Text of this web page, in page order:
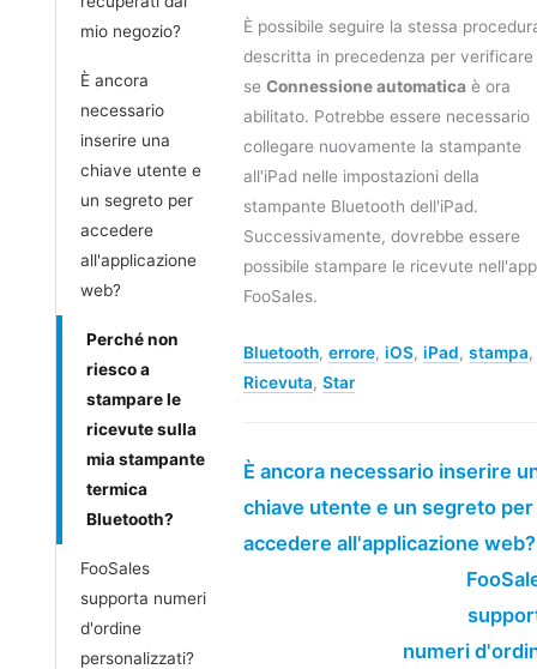
mio negozio?
È ancora
necessario
inserire una
chiave utente e
un segreto per
accedere
all'applicazione
web?
Perché non
riesco a
stampare le
ricevute sulla
mia stampante
termica
Bluetooth?
FooSales
supporta numeri
d'ordine
personalizzati?
È possibile seguire la stessa
descritta in precedenza per verificare
se Connessione automatica è ora
abilitato. Potrebbe essere necessario
collegare nuovamente la stampante
all'iPad nelle impostazioni della
stampante Bluetooth dell'iPad.
Successivamente, dovrebbe essere
possibile stampare le ricevute nell'app
FooSales.
Bluetooth, errore, iOS, iPad, stampa,
Ricevuta, Star
È ancora necessario inserire
chiave utente e un segreto per
accedere all'applicazione web?
numeri